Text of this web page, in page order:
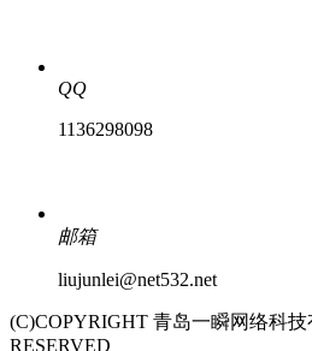
QQ
1136298098
邮箱
liujunlei@net532.net
(C)COPYRIGHT 青岛一瞬网络科
RESERVED